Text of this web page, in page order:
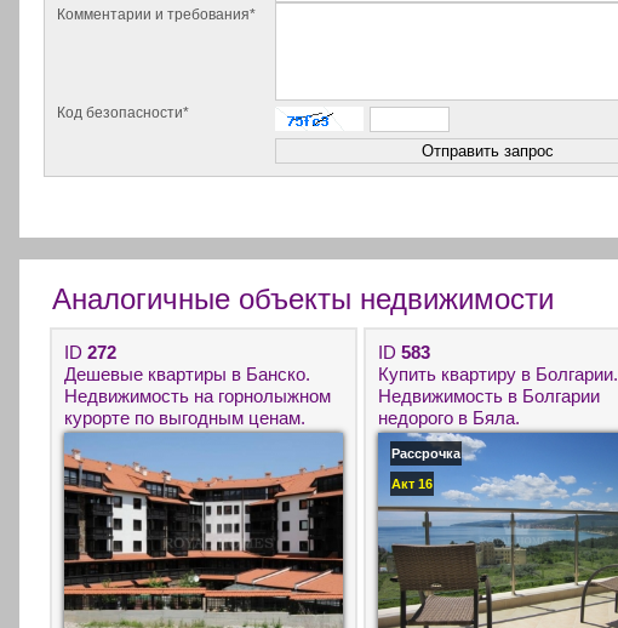
Комментарии и требования*
Код безопасности*
Аналогичные объекты недвижимости
ID 272
Дешевые квартиры в Банско.
Недвижимость на горнолыжном
курорте по выгодным ценам.
ID 583
Купить квартиру в Болгарии.
Недвижимость в Болгарии
недорого в Бяла.
Рассрочка
Акт 16